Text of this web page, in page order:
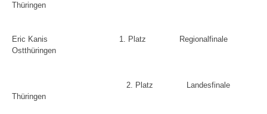
Thüringen
Eric Kanis 1. Platz
Regionalfinale
Ostthüringen
2. Platz
Landesfinale
Thüringen